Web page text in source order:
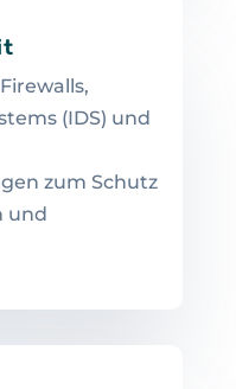
(IDS) und
zum Schutz
und